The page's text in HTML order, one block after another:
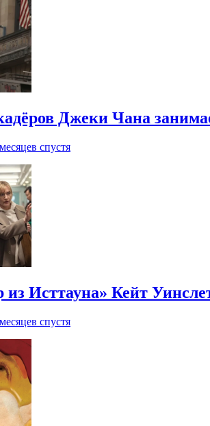
Джеки Чана
спустя
из Исттауна» Кейт
спустя